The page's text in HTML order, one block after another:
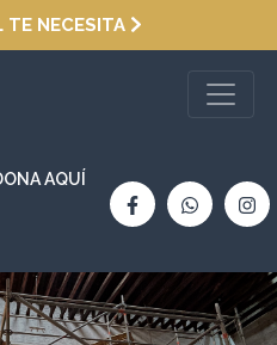
TE NECESITA
AQUÍ